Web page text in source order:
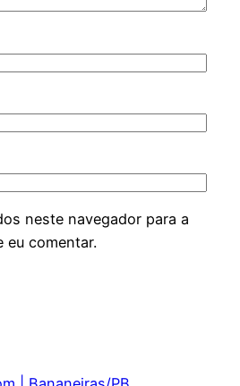
neste navegador para a
eu comentar.